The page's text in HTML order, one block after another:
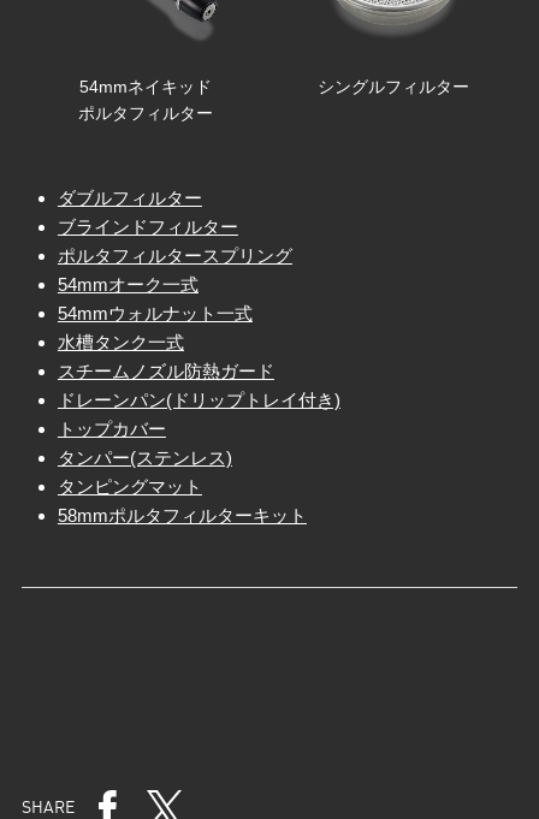
54mmネイキッド
ポルタフィルター
シングルフィルター
ダブルフィルター
ブラインドフィルター
ポルタフィルタースプリング
54mmオーク一式
54mmウォルナット一式
水槽タンク一式
スチームノズル防熱ガード
ドレーンパン(ドリップトレイ付き)
トップカバー
タンパー(ステンレス)
タンピングマット
58mmポルタフィルターキット
SHARE